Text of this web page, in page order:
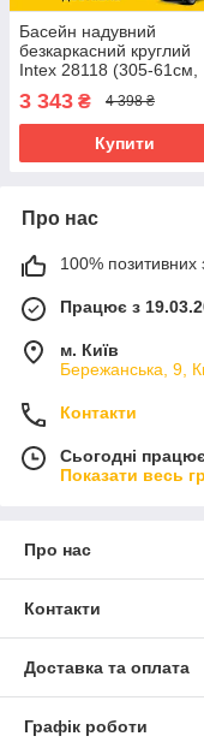
Басейн надувний
безкаркасний круглий
Intex 28118 (305-61см,
насосом) Синій
3 343 ₴ 4 398 ₴
Купити
Про нас
100% позитивних
Працює з
м. Київ
Бережанська, 9,
Контакти
Сьогодні
Показати весь
Про нас
Контакти
Доставка та оплата
Графік роботи